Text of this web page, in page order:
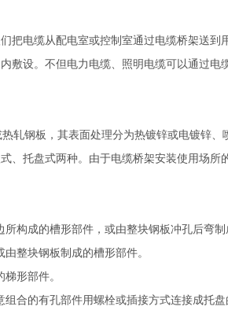
把电缆从配电室或控制室通过电缆桥架送
敷设。不但电力电缆、照明电缆可以通过电
轧钢板，其表面处理分为热镀锌或电镀锌
、托盘式两种。由于电缆桥架安装使用场所
构成的槽形部件，或由整块钢板冲孔后弯制
整块钢板制成的槽形部件。
形部件。
合的有孔部件用螺栓或插接方式连接成托盘